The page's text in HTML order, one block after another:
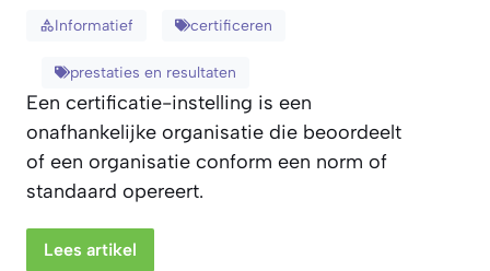
Informatief certificeren
prestaties en resultaten
Een certificatie-instelling is een
onafhankelijke organisatie die beoordeelt
of een organisatie conform een norm of
standaard opereert.
Lees artikel